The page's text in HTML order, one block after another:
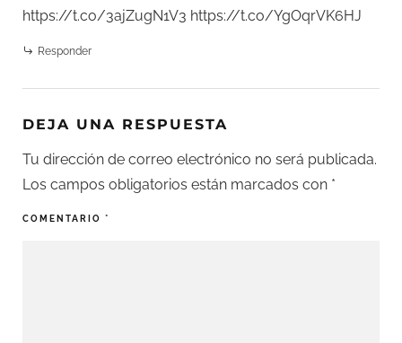
https://t.co/3ajZugN1V3 https://t.co/YgOqrVK6HJ
Responder
DEJA UNA RESPUESTA
Tu dirección de correo electrónico no será publicada.
Los campos obligatorios están marcados con *
COMENTARIO *